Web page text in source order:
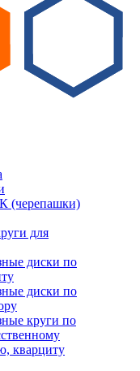
(черепашки)
для
диски по
диски по
круги по
кварциту